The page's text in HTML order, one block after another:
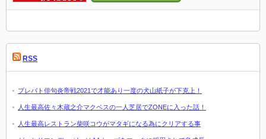
RSS
プレバト俳句炎帝戦2021で才能あり一度の犬山紙子が下克上！
人生最高佐々木蔵之介マクベスの一人芝居でZONEに入った話！
人生最高レストラン柴咲コウがマタギになる為にクリアする事